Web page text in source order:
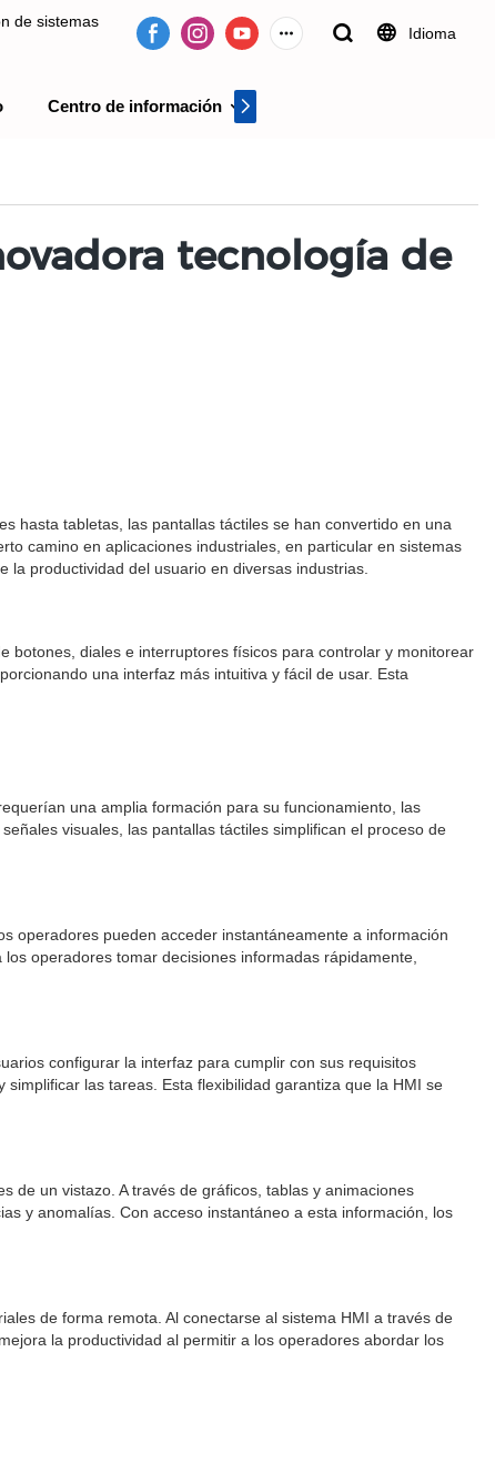
de sistemas
Idioma
Centro de información
tecnología de
hasta tabletas, las pantallas táctiles se han convertido en una
camino en aplicaciones industriales, en particular en sistemas
productividad del usuario en diversas industrias.
botones, diales e interruptores físicos para controlar y monitorear
una interfaz más intuitiva y fácil de usar. Esta
una amplia formación para su funcionamiento, las
visuales, las pantallas táctiles simplifican el proceso de
operadores pueden acceder instantáneamente a información
operadores tomar decisiones informadas rápidamente,
configurar la interfaz para cumplir con sus requisitos
las tareas. Esta flexibilidad garantiza que la HMI se
de un vistazo. A través de gráficos, tablas y animaciones
y anomalías. Con acceso instantáneo a esta información, los
de forma remota. Al conectarse al sistema HMI a través de
la productividad al permitir a los operadores abordar los